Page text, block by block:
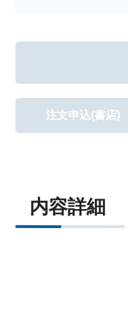
注文申込(書店)
内容詳細